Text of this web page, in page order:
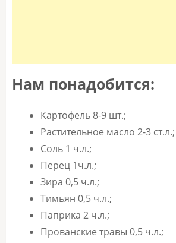
Нам понадобится:
Картофель 8-9 шт.;
Растительное масло 2-3 ст.л.;
Соль 1 ч.л.;
Перец 1ч.л.;
Зира 0,5 ч.л.;
Тимьян 0,5 ч.л.;
Паприка 2 ч.л.;
Прованские травы 0,5 ч.л.;